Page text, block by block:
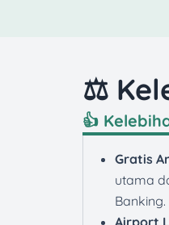
⚖️
👍
Gratis
utama
Banking.
Airport